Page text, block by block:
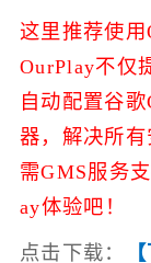
这里推荐使用
OurPlay不仅
自动配置谷
器，解决所
需GMS服务
ay体验吧！
点击下载：